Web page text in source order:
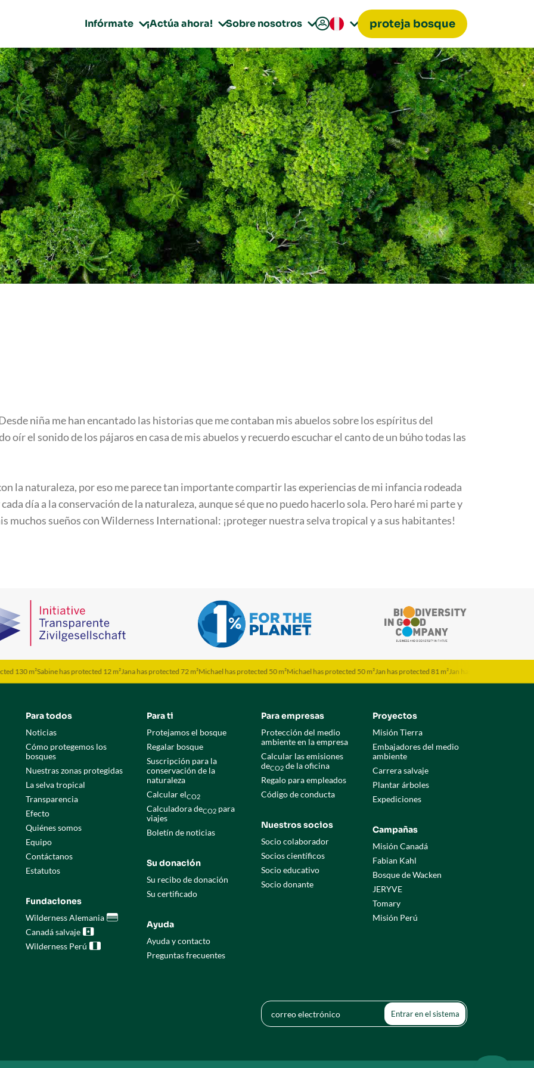
Infórmate ¡Actúa ahora! Sobre nosotros   proteja bosque
niña me han encantado las historias que me contaban mis abuelos sobre los espíritus del
oír el sonido de los pájaros en casa de mis abuelos y recuerdo escuchar el canto de un búho todas las
la naturaleza, por eso me parece tan importante compartir las experiencias de mi infancia rodeada
día a la conservación de la naturaleza, aunque sé que no puedo hacerlo sola. Pero haré mi parte y
muchos sueños con Wilderness International: ¡proteger nuestra selva tropical y a sus habitantes!
m²Sabine has protected 12 m²Jana has protected 72 m²Michael has protected 50 m²Michael has protected 50 m²Jan has protected 81 m²Jan has protected 81 m²
Para todos
Noticias
Cómo protegemos los
bosques
Nuestras zonas protegidas
La selva tropical
Transparencia
Efecto
Quiénes somos
Equipo
Contáctanos
Estatutos
Fundaciones
Wilderness Alemania 
Canadá salvaje 
Wilderness Perú
Para ti
Protejamos el bosque
Regalar bosque
Suscripción para la
conservación de la
naturaleza
Calcular elCO2
Calculadora deCO2para
viajes
Boletín de noticias
Su donación
Su recibo de donación
Su certificado
Ayuda
Ayuda y contacto
Preguntas frecuentes
Para empresas
Protección del medio
ambiente en la empresa
Calcular las emisiones
deCO2 de la oficina
Regalo para empleados
Código de conducta
Nuestros socios
Socio colaborador
Socios científicos
Socio educativo
Socio donante
Proyectos
Misión Tierra
Embajadores del medio
ambiente
Carrera salvaje
Plantar árboles
Expediciones
Campañas
Misión Canadá
Fabian Kahl
Bosque de Wacken
JERYVE
Tomary
Misión Perú